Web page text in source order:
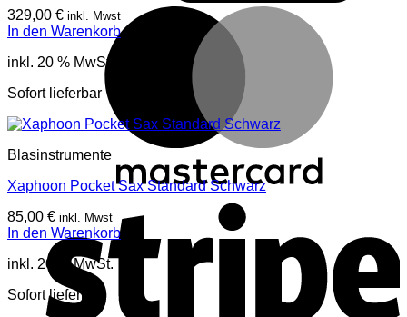
329,00 € inkl. Mwst
In den Warenkorb
inkl. 20 % MwSt.
Sofort lieferbar
Blasinstrumente
Xaphoon Pocket Sax Standard Schwarz
85,00 € inkl. Mwst
In den Warenkorb
inkl. 20 % MwSt.
Sofort lieferbar